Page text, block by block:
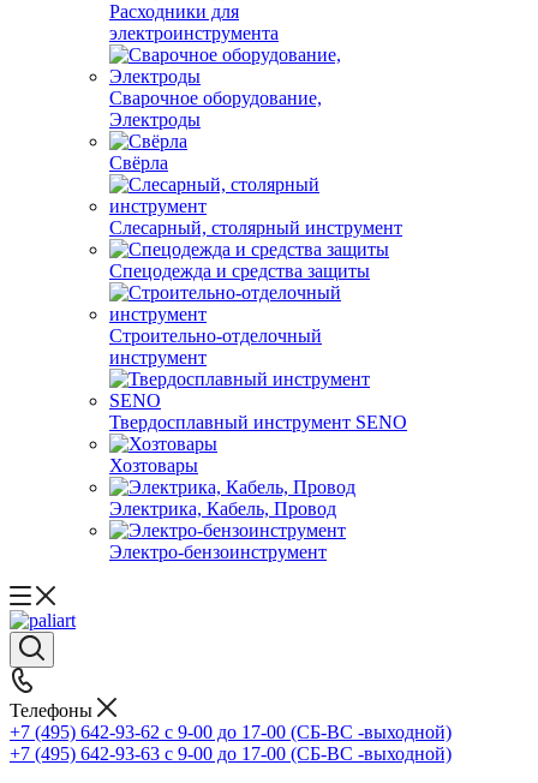
Расходники для
электроинструмента
Сварочное оборудование,
Электроды
Свёрла
Слесарный, столярный инструмент
Спецодежда и средства защиты
Строительно-отделочный
инструмент
Твердосплавный инструмент SENO
Хозтовары
Электрика, Кабель, Провод
Электро-бензоинструмент
Телефоны
+7 (495) 642-93-62 c 9-00 до 17-00 (СБ-ВС -выходной)
+7 (495) 642-93-63 c 9-00 до 17-00 (СБ-ВС -выходной)